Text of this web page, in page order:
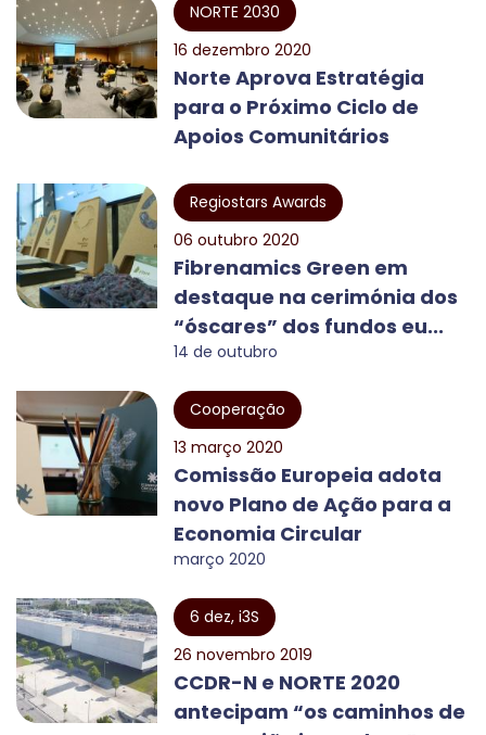
NORTE 2030
16 dezembro 2020
Norte Aprova Estratégia
para o Próximo Ciclo de
Apoios Comunitários
Regiostars Awards
06 outubro 2020
Fibrenamics Green em
destaque na cerimónia dos
“óscares” dos fundos eu...
14 de outubro
Cooperação
13 março 2020
Comissão Europeia adota
novo Plano de Ação para a
Economia Circular
março 2020
6 dez, i3S
26 novembro 2019
CCDR-N e NORTE 2020
antecipam “os caminhos de